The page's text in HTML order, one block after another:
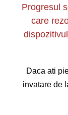
Articolul
(1)La
ferată
se face
agent de
Progresul
care
Daca ati
invatare de